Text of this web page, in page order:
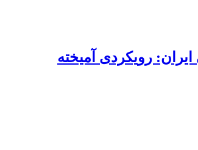
رویکردی آمیخته